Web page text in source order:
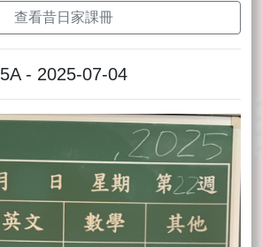
查看昔日家課冊
5A - 2025-07-04